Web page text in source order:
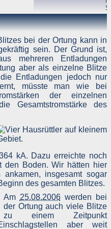
☈
-12 kA 2,26 km
bei der Ortung kann in
sein. Der Grund ist,
mehreren Entladungen
aber als einzelne Blitze
Entladungen jedoch nur
müsste man wie bei
der einzelnen
Gesamtstromstärke des
kA. Dazu erreichte noch
den Boden. Wir hätten hier
insgesamt sogar
des gesamten Blitzes.
Am 25.08.2006werden bei
der Ortung auch viele Blitze
zu einem Zeitpunkt
aber weit